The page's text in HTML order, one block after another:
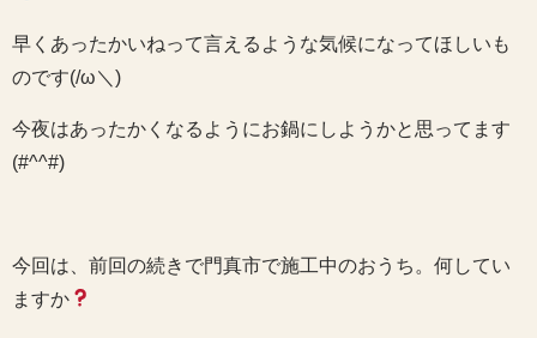
早くあったかいねって言えるような気候になってほしいも
のです(/ω＼)
今夜はあったかくなるようにお鍋にしようかと思ってます
(#^^#)
今回は、前回の続きで門真市で施工中のおうち。何してい
ますか